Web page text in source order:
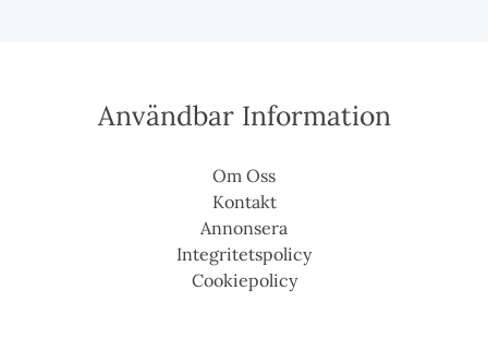
Användbar Information
Om Oss
Kontakt
Annonsera
Integritetspolicy
Cookiepolicy